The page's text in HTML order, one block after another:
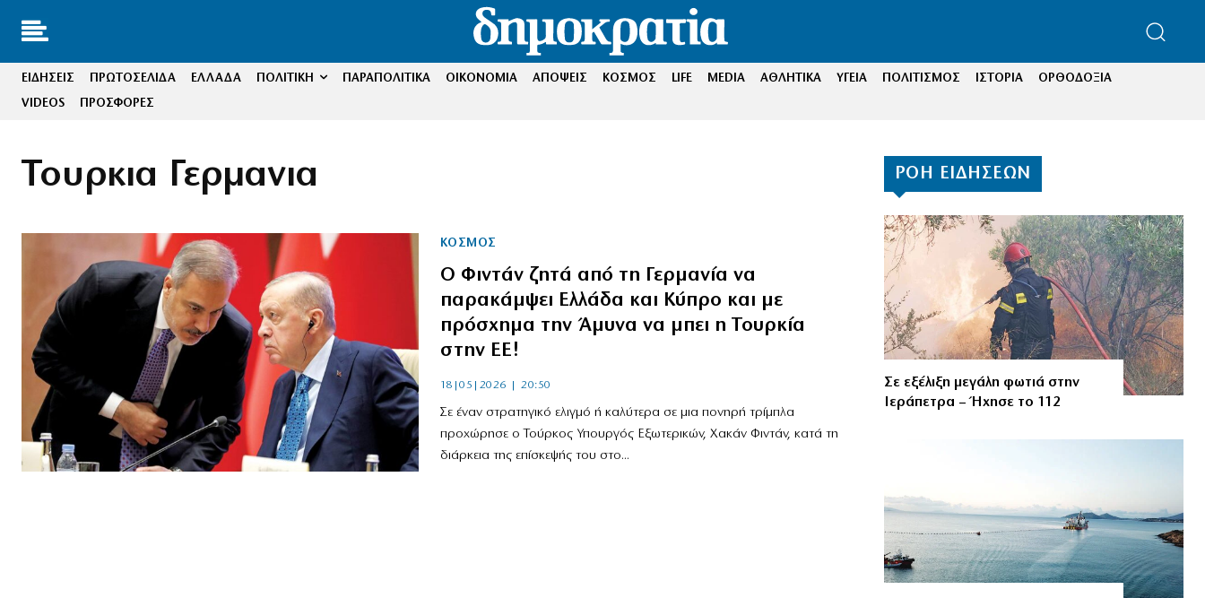
ΕΙΔΗΣΕΙΣ ΠΡΩΤΟΣΕΛΙΔΑ ΕΛΛΑΔΑ ΠΟΛΙΤΙΚΗ ΠΑΡΑΠΟΛΙΤΙΚΑ ΟΙΚΟΝΟΜΙΑ ΑΠΟΨΕΙΣ ΚΟΣΜΟΣ LIFE MEDIA ΑΘΛΗΤΙΚΑ ΥΓΕΙΑ ΠΟΛΙΤΙΣΜΟΣ ΙΣΤΟΡΙΑ
ΟΡΘΟΔΟΞΙΑ
VIDEOS
ΠΡΟΣΦΟΡΕΣ
Τουρκια Γερμανια
ΚΟΣΜΟΣ
Ο Φιντάν ζητά από τη Γερμανία να
παρακάμψει Ελλάδα και Κύπρο και με
πρόσχημα την Άμυνα να μπει η Τουρκία
στην ΕΕ!
18|05|2026 | 20:50
Σε έναν στρατηγικό ελιγμό ή καλύτερα σε μια πονηρή τρίμπλα
προχώρησε ο Τούρκος Υπουργός Εξωτερικών, Χακάν Φιντάν, κατά τη
διάρκεια της επίσκεψής του στο...
ΡΟΗ ΕΙΔΗΣΕΩΝ
Σε εξέλιξη μεγάλη φωτιά στην
Ιεράπετρα – Ήχησε το 112